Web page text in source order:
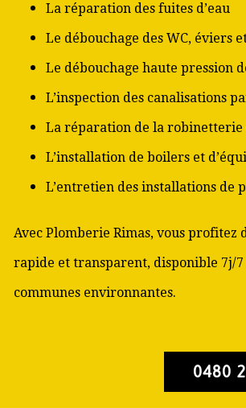
La réparation des fuites d’eau
Le débouchage des WC, éviers
Le débouchage haute pression
L’inspection des canalisations
La réparation de la robinetterie
L’installation de boilers et
L’entretien des installations de
Avec Plomberie Rimas, vous profitez
rapide et transparent, disponible 7j/7
communes environnantes.
0480